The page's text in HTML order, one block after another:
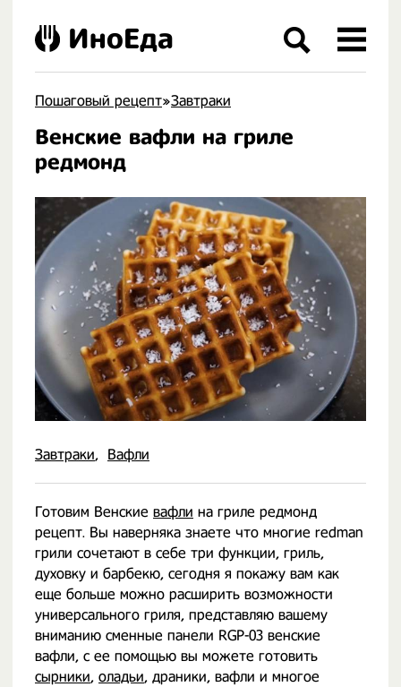
Пошаговый рецепт»Завтраки
Венские вафли на гриле
редмонд
Завтраки Вафли
Готовим Венские вафли на гриле редмонд
рецепт. Вы наверняка знаете что многие redman
грили сочетают в себе три функции, гриль,
духовку и барбекю, сегодня я покажу вам как
еще больше можно расширить возможности
универсального гриля, представляю вашему
вниманию сменные панели RGP-03 венские
вафли, с ее помощью вы можете готовить
сырники, оладьи, драники, вафли и многое
ИноЕда